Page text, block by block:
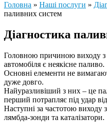
Головна » Наші послуги »
паливних систем
Діагностика
Головною причиною виходу з
автомобіля є неякісне паливо.
Основні елементи не
дуже довго.
Найуразливіший з них – це
перший потрапляє під удар
Наступні за частотою виходу
лямбда-зонди та каталізатори.